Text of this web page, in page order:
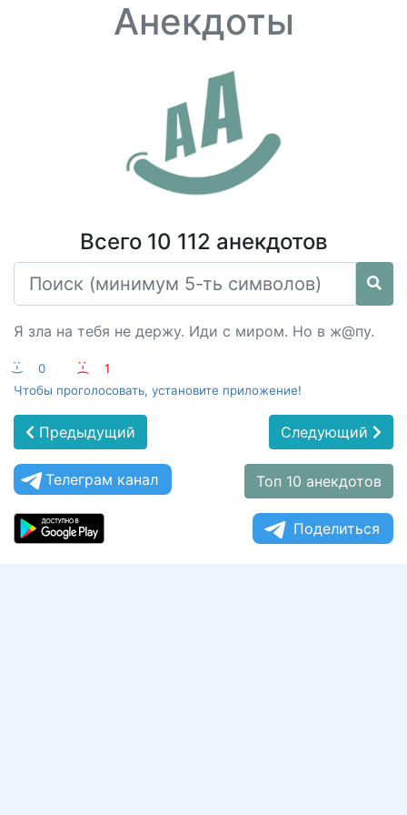
Анекдоты
Всего 10 112 анекдотов
Я зла на тебя не держу. Иди с миром. Но в ж@пу.
:-) 0 :-(
1
Чтобы проголосовать, установите приложение!
Предыдущий Следующий
Телеграм канал Топ 10 анекдотов
Поделиться